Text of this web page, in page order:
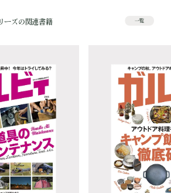
ーズの関連書籍 一覧